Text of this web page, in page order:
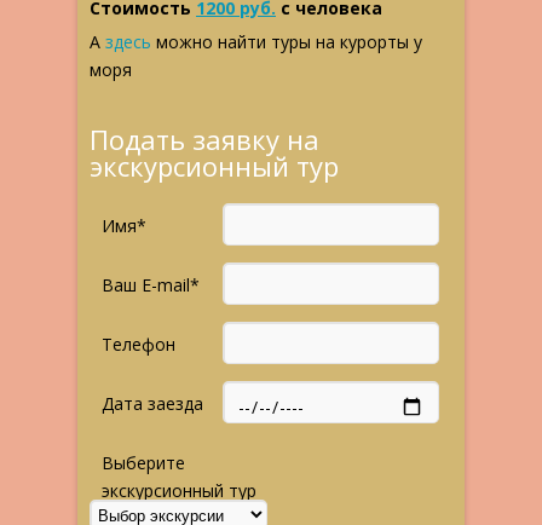
Стоимость 1200 руб. с человека
А здесь можно найти туры на курорты у
моря
Подать заявку на
экскурсионный тур
Имя*
Ваш E-mail*
Телефон
Дата заезда
Выберите
экскурсионный тур